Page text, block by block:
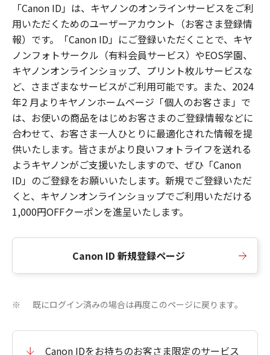
「Canon ID」は、キヤノンのオンラインサービスをご利
用いただくためのユーザーアカウント（お客さま登録情
報）です。「Canon ID」にご登録いただくことで、キヤ
ノンフォトサークル（有料会員サービス）やEOS学園、
キヤノンオンラインショップ、プリント枚ルサービスな
ど、さまざまなサービスがご利用可能です。また、2024
年2 月よりキヤノンホームページ「個人のお客さま」で
は、お使いの商品をはじめお客さまのご登録情報などに
合わせて、お客さま一人ひとりに最適化された情報を提
供いたします。皆さまがより良いフォトライフを送れる
ようキヤノンがご支援いたしますので、ぜひ「Canon
ID」のご登録をお願いいたします。新規でご登録いただ
くと、キヤノンオンラインショップでご利用いただける
1,000円OFFクーポンを進呈いたします。
Canon ID 新規登録ページ
※ 既にログイン済みの場合は再度このページに戻ります。
Canon IDをお持ちのお客さま限定のサービス